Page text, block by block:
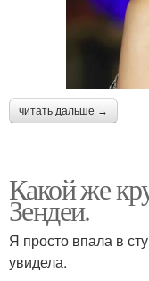
читать дальше →
Какой же
Зендеи.
Я просто впала в
увидела.